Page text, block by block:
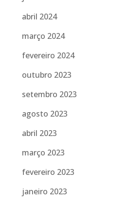
abril 2024
março 2024
fevereiro 2024
outubro 2023
setembro 2023
agosto 2023
abril 2023
março 2023
fevereiro 2023
janeiro 2023